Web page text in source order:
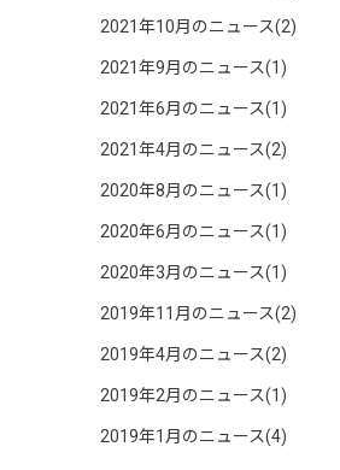
2021年10月のニュース(2)
2021年9月のニュース(1)
2021年6月のニュース(1)
2021年4月のニュース(2)
2020年8月のニュース(1)
2020年6月のニュース(1)
2020年3月のニュース(1)
2019年11月のニュース(2)
2019年4月のニュース(2)
2019年2月のニュース(1)
2019年1月のニュース(4)